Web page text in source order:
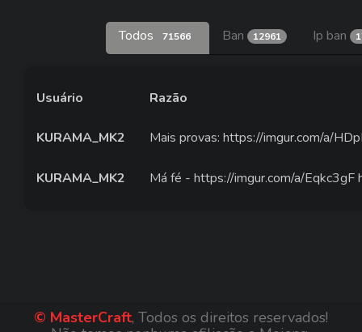
Todos 71566 Ban 12961 Ip ban
Usuário Razão
KURAMA_MK2 Mais provas: https://imgur.com/a/
KURAMA_MK2 Má fé - https://imgur.com/a/
© MasterCraft, Todos os direitos reservados!